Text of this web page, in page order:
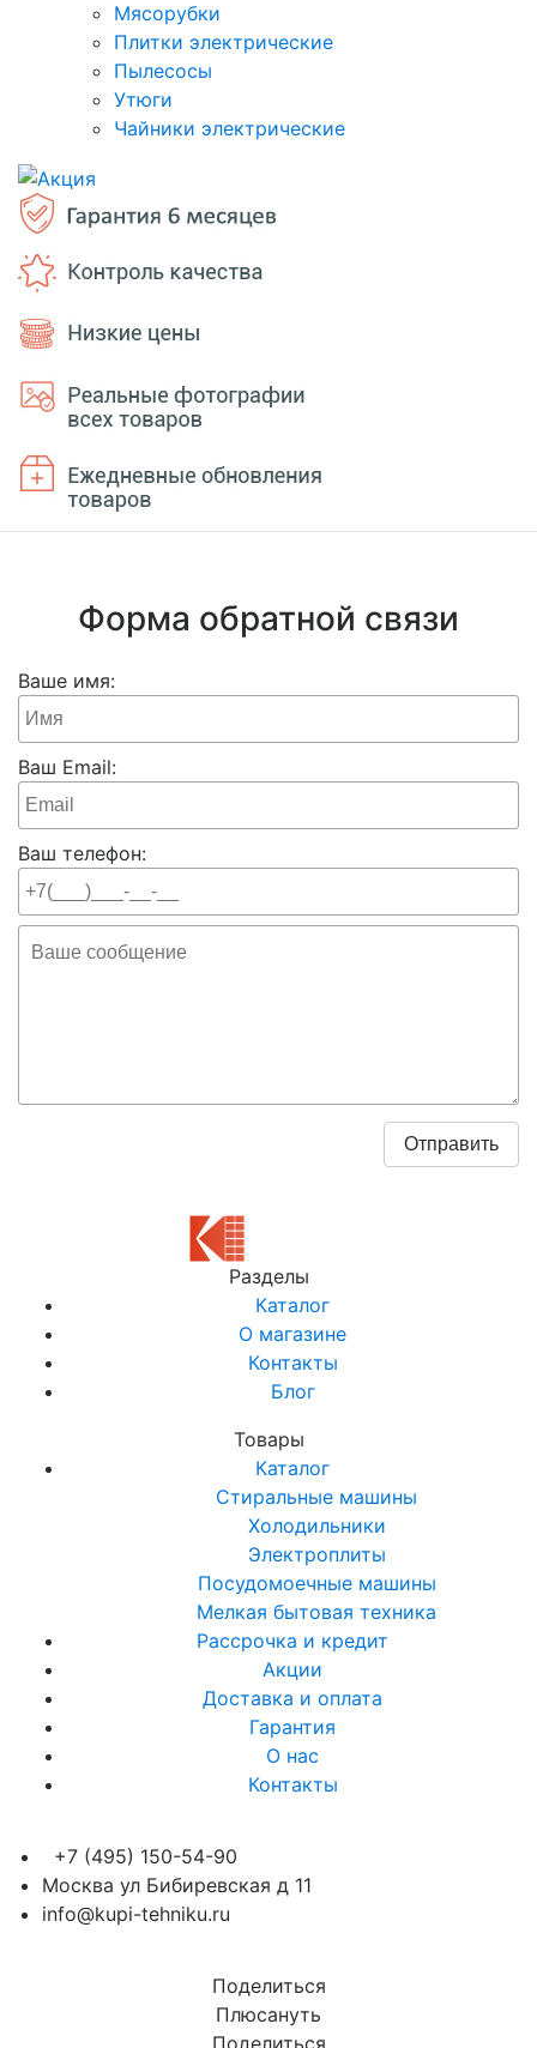
Мясорубки
Плитки электрические
Пылесосы
Утюги
Чайники электрические
Форма обратной связи
Ваше имя:
Ваш Email:
Ваш телефон:
Разделы
Каталог
О магазине
Контакты
Блог
Товары
Каталог
Стиральные машины
Холодильники
Электроплиты
Посудомоечные машины
Мелкая бытовая техника
Рассрочка и кредит
Акции
Доставка и оплата
Гарантия
О нас
Контакты
+7 (495) 150-54-90
Москва ул Бибиревская д 11
info@kupi-tehniku.ru
Поделиться
Плюсануть
Поделиться